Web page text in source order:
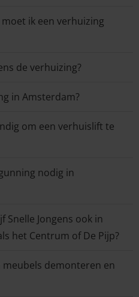
ik een verhuizing
de verhuizing?
in Amsterdam?
om een verhuislift te
nodig in
Jongens ook in
het Centrum of De Pijp?
demonteren en